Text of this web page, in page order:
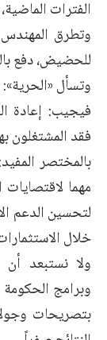
الفترات
وتطرق
للحضيض، دفع
وتسأل
فيجيب: إعادة
فقد المشتغلون
بالمختصر
مهما
لتحسين الدعم
خلال
ولا نستبعد
وبرامج
بتصريحات